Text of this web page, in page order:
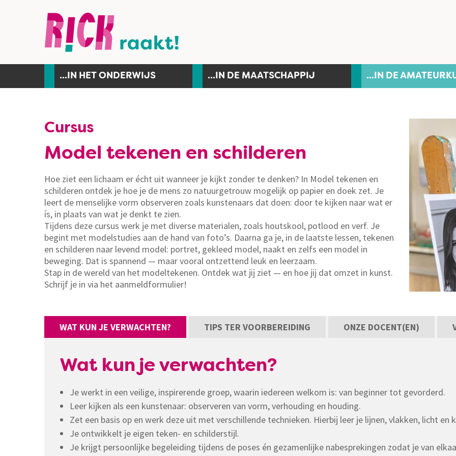
...IN HET ONDERWIJS ...IN DE MAATSCHAPPIJ ...IN DE
Cursus
Model tekenen en schilderen
Hoe ziet een lichaam er écht uit wanneer je kijkt zonder te denken? In Model tekenen en
schilderen ontdek je hoe je de mens zo natuurgetrouw mogelijk op papier en doek zet. Je
leert de menselijke vorm observeren zoals kunstenaars dat doen: door te kijken naar wat er
ís, in plaats van wat je denkt te zien.
Tijdens deze cursus werk je met diverse materialen, zoals houtskool, potlood en verf. Je
begint met modelstudies aan de hand van foto’s. Daarna ga je, in de laatste lessen, tekenen
en schilderen naar levend model: portret, gekleed model, naakt en zelfs een model in
beweging. Dat is spannend — maar vooral ontzettend leuk en leerzaam.
Stap in de wereld van het modeltekenen. Ontdek wat jij ziet — en hoe jij dat omzet in kunst.
Schrijf je in via het aanmeldformulier!
WAT KUN JE VERWACHTEN? TIPS TER VOORBEREIDING ONZE DOCENT(EN)
Wat kun je verwachten?
Je werkt in een veilige, inspirerende groep, waarin iedereen welkom is: van beginner tot gevorderd.
Leer kijken als een kunstenaar: observeren van vorm, verhouding en houding.
Zet een basis op en werk deze uit met verschillende technieken. Hierbij leer je lijnen, vlakken, licht en
Je ontwikkelt je eigen teken- en schilderstijl.
Je krijgt persoonlijke begeleiding tijdens de poses én gezamenlijke nabesprekingen zodat je van